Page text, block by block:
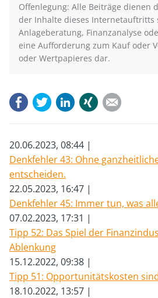
Offenlegung: Alle Beiträge dienen
der Inhalte dieses Internetauftritts
Anlageberatung, Finanzanalyse
eine Aufforderung zum Kauf oder
oder Wertpapieres dar.
FacebookTwitterLinkedIn
Xing
20.06.2023, 08:44
Denkfehler 43: Ohne
entscheiden.
22.05.2023, 16:47
Denkfehler 45: Immer tun, was
07.02.2023, 17:31
Tipp 52: Das Spiel der
Ablenkung
15.12.2022, 09:38
Tipp 51: Opportunitätskosten
18.10.2022, 13:57